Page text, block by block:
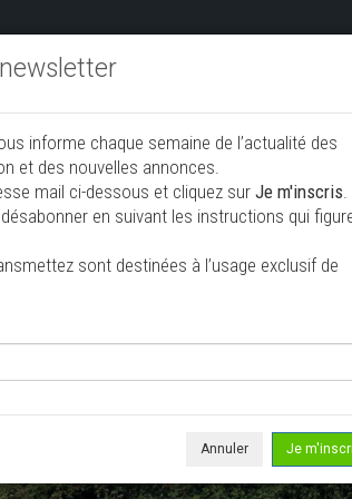
)
informe chaque semaine de l’actualité des
et des nouvelles annonces.
mail ci-dessous et cliquez sur Je m'inscris.
en suivant les instructions qui
sont destinées à l’usage exclusif de
Annuler Je